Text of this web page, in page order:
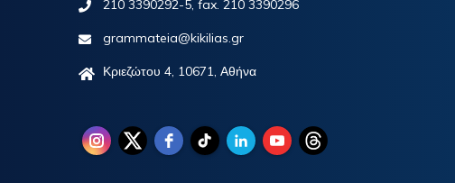
210 3390292-5, fax. 210 3390296
grammateia@kikilias.gr
Κριεζώτου 4, 10671, Αθήνα